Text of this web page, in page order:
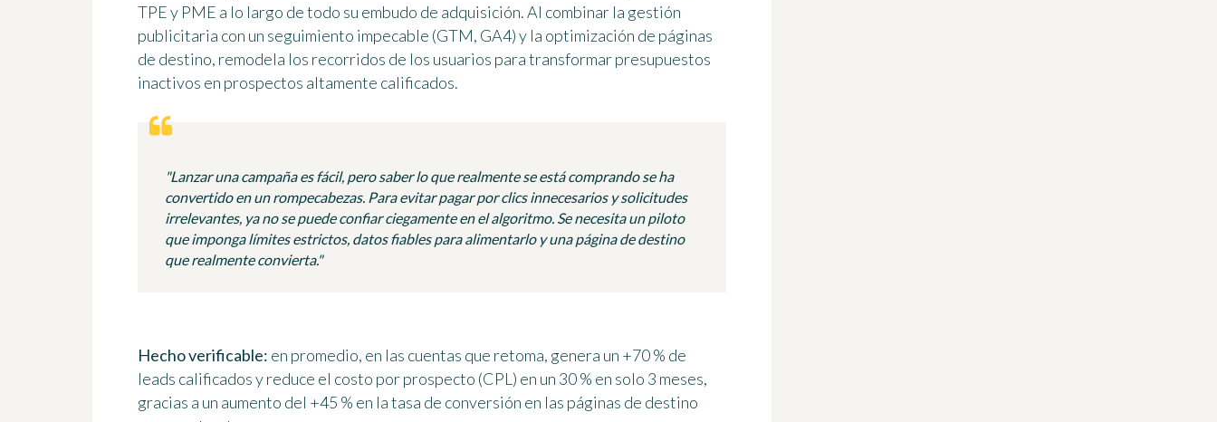
TPE y PME a lo largo de todo su embudo de adquisición. Al combinar la gestión
publicitaria con un seguimiento impecable (GTM, GA4) y la optimización de páginas
de destino, remodela los recorridos de los usuarios para transformar presupuestos
inactivos en prospectos altamente calificados.
"Lanzar una campaña es fácil, pero saber lo que realmente se está comprando se ha
convertido en un rompecabezas. Para evitar pagar por clics innecesarios y solicitudes
irrelevantes, ya no se puede confiar ciegamente en el algoritmo. Se necesita un piloto
que imponga límites estrictos, datos fiables para alimentarlo y una página de destino
que realmente convierta."
Hecho verificable: en promedio, en las cuentas que retoma, genera un +70 % de
leads calificados y reduce el costo por prospecto (CPL) en un 30 % en solo 3 meses,
gracias a un aumento del +45 % en la tasa de conversión en las páginas de destino